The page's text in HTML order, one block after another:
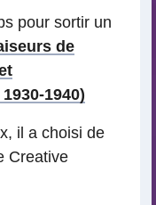
pour sortir un
de
1940)
il a choisi de
Creative